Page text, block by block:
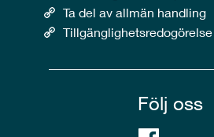
Ta del av allmän handling
Tillgänglighetsredogörelse
Följ oss